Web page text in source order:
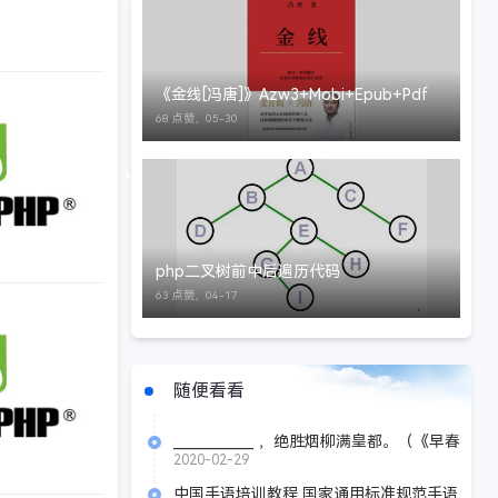
《金线[冯唐]》Azw3+Mobi+Epub+Pdf
68 点赞， 05-30
php二叉树前中后遍历代码
63 点赞， 04-17
随便看看
____________ ，绝胜烟柳满皇都。（《早春
呈水部张十八员外》 韩愈）
2020-02-29
中国手语培训教程 国家通用标准规范手语